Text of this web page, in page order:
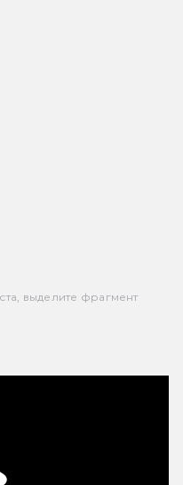
выделите фрагмент